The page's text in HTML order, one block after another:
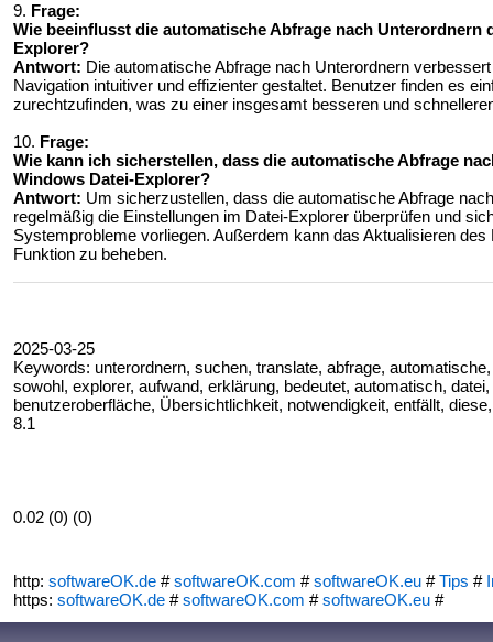
9. Frage:
Wie beeinflusst die automatische Abfrage nach
Explorer?
Antwort: Die automatische Abfrage nach Unterordnern
Navigation intuitiver und effizienter gestaltet. Benutzer finden es
zurechtzufinden, was zu einer insgesamt besseren und
10. Frage:
Wie kann ich sicherstellen, dass die automatische Abfrage
Windows Datei-Explorer?
Antwort: Um sicherzustellen, dass die automatische Abfrage
regelmäßig die Einstellungen im Datei-Explorer überprüfen und
Systemprobleme vorliegen. Außerdem kann das Aktualisieren
Funktion zu beheben.
2025-03-25
Keywords: unterordnern, suchen, translate, abfrage,
sowohl, explorer, aufwand, erklärung, bedeutet, automatisch,
benutzeroberfläche, Übersichtlichkeit, notwendigkeit, entfällt,
8.1
0.02 (0) (0)
http: softwareOK.de #softwareOK.com #softwareOK.eu #Tips #
https: softwareOK.de #softwareOK.com #softwareOK.eu #